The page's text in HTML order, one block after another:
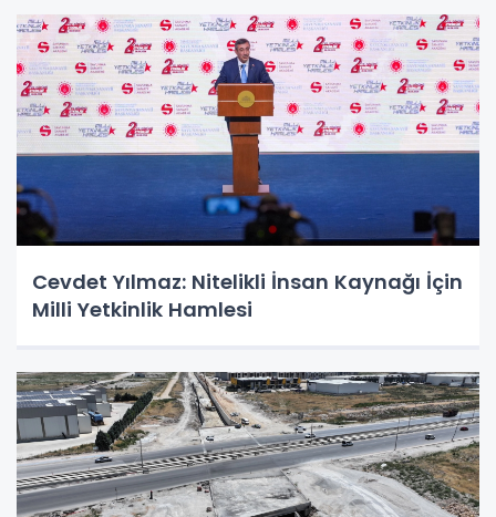
Cevdet Yılmaz: Nitelikli İnsan Kaynağı İçin
Milli Yetkinlik Hamlesi